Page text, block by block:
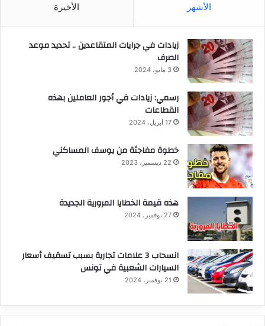
الأشهر الأخيرة
زيادات في جرايات المتقاعدين .. تحديد موعد
الصرف
3 مايو، 2024
رسمي: زيادات في أجور العاملين بهذه
القطاعات
17 أبريل، 2024
خطوة مفاجئة من يوسف المساكني
22 ديسمبر، 2023
هذه قيمة الخطايا المرورية الجديدة
27 نوفمبر، 2024
انسحاب 3 علامات تجارية بسبب تسقيف أسعار
السيارات الشعبية في تونس
21 نوفمبر، 2024